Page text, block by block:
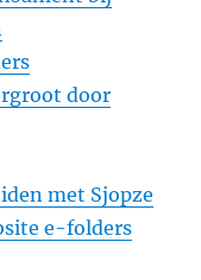
door
met Sjopze
e-folders